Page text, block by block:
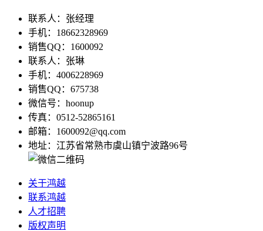
联系人：张经理
手机：18662328969
销售QQ：1600092
联系人：张琳
手机：4006228969
销售QQ：675738
微信号：hoonup
传真：0512-52865161
邮箱：1600092@qq.com
地址：江苏省常熟市虞山镇宁波路96号
关于鸿越
联系鸿越
人才招聘
版权声明